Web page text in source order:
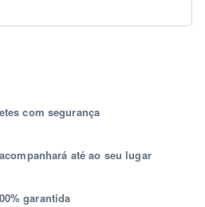
com segurança
até ao seu lugar
garantida